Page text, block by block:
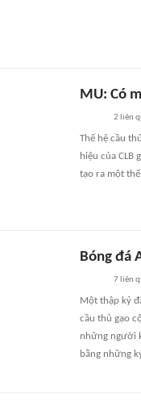
MU: Có
2 liên
Thế hệ cầu
hiệu của
tạo ra một
Bóng đá
7 liên
Một thập kỷ
cầu thủ gạo
những người
bằng những